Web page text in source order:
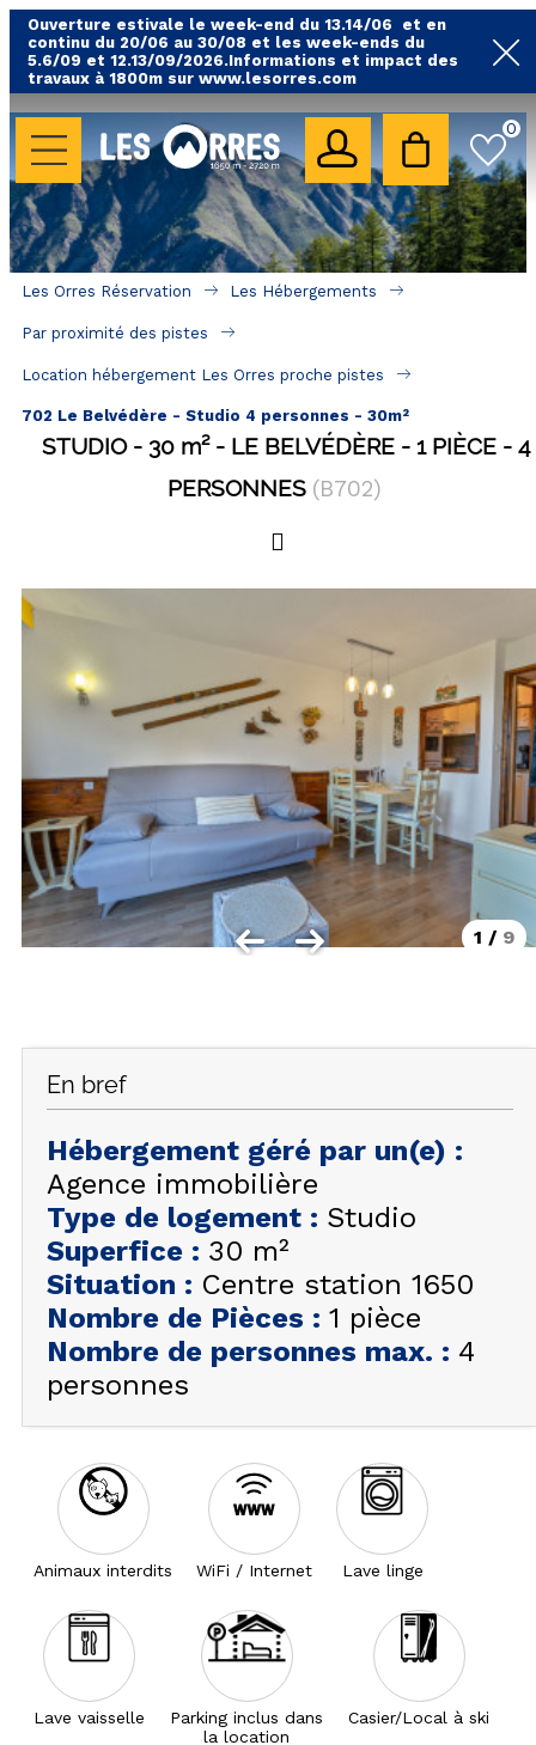
Ouverture estivale le week-end du 13.14/06 et en
continu du 20/06 au 30/08 et les week-ends du
5.6/09 et 12.13/09/2026.Informations et impact des
travaux à 1800m sur www.lesorres.com
0
LES HÉBERGEMENTS
Toutes nos locations
Hébergements avec piscine
Hébergements labellisés qualité
A proximité des remontées mécaniques ( VTT,
Hôtels - Chambres d'Hôtes & SPA
SÉJOURS & BONS PLANS
LOCALISATION
Les Orres 1650 centre station
Les Orres 1800 Bois Méan
Les Orres et ses hameaux
VISUALISER LE PLAN DES ORRES
BONS PLANS ACTIVITÉS
Carte Multi activités
INSPIREZ-VOUS !
ÉTÉ
HIVER
FR EN
+33 (0)4 92 44 19 17
Les Orres Réservation Les Hébergements
Par proximité des pistes
Location hébergement Les Orres proche pistes
702 Le Belvédère - Studio 4 personnes - 30m²
STUDIO 30 m² LE BELVÉDÈRE 1 PIÈCE
4
PERSONNES (B702)
1 / 9
En bref
Hébergement géré par un(e) :
Agence immobilière
Type de logement : Studio
Superfice : 30 m²
Situation : Centre station 1650
Nombre de Pièces : 1 pièce
Nombre de personnes max. : 4
personnes
Animaux interdits WiFi / Internet Lave linge
Lave vaisselle
Parking inclus dans
la location
Casier/Local à ski